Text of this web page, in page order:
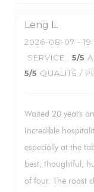
Leng L
2026-08-07 -
SERVICE : 5/5
5/5 QUALITÉ /
Waited 20 years
Incredible
especially at the
best, thoughtful,
of four. The roast